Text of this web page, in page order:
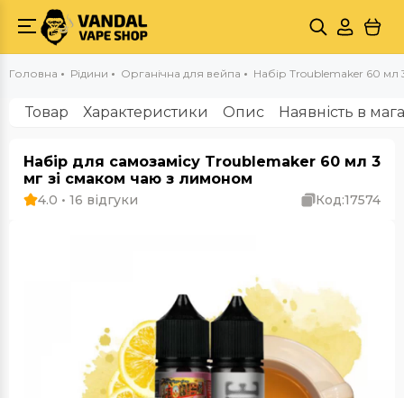
Головна Рідини Органічна для вейпа Набір Troublemaker 60 мл
Товар Характеристики Опис Наявність в
Набір для самозамісу Troublemaker 60 мл 3
мг зі смаком чаю з лимоном
4.0 • 16 відгуки Код:17574